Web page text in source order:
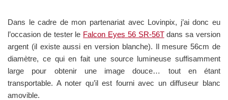
Dans le cadre de mon partenariat avec Lovinpix, j’ai donc eu
l’occasion de tester le Falcon Eyes 56 SR-56Tdans sa version
argent (il existe aussi en version blanche). Il mesure 56cm de
diamètre, ce qui en fait une source lumineuse suffisamment
large pour obtenir une image douce… tout en étant
transportable. A noter qu’il est fourni avec un diffuseur blanc
amovible.